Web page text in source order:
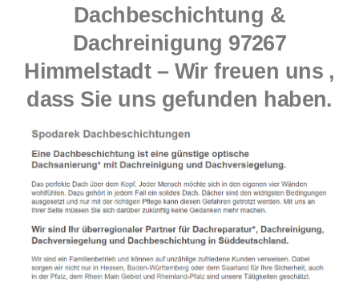
Dachbeschichtung &
Dachreinigung 97267
Himmelstadt – Wir freuen uns ,
dass Sie uns gefunden haben.